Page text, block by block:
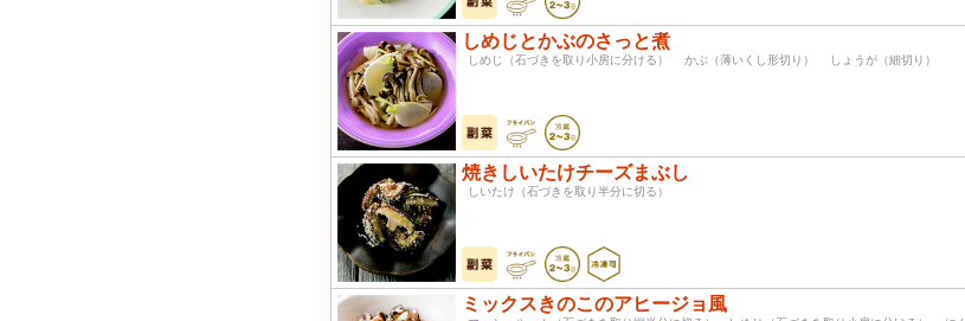
しめじとかぶのさっと煮
しめじ（石づきを取り小房に分ける） かぶ（薄いくし形切り） しょうが（細切り）
焼きしいたけチーズまぶし
しいたけ（石づきを取り半分に切る）
ミックスきのこのアヒージョ風